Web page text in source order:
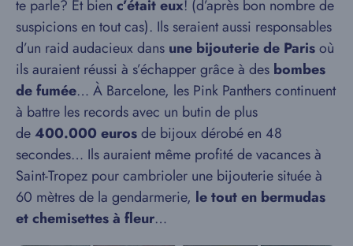
te parle? Et bien c’était eux! (d’après bon nombre de
suspicions en tout cas). Ils seraient aussi responsables
d’un raid audacieux dans une bijouterie de Parisoù
ils auraient réussi à s’échapper grâce à des bombes
de fumée… À Barcelone, les Pink Panthers continuent
à battre les records avec un butin de plus
de400.000 eurosde bijoux dérobé en 48
secondes… Ils auraient même profité de vacances à
Saint-Tropez pour cambrioler une bijouterie située à
60 mètres de la gendar­me­rie, le tout en bermudas
et chemisettes à fleur…